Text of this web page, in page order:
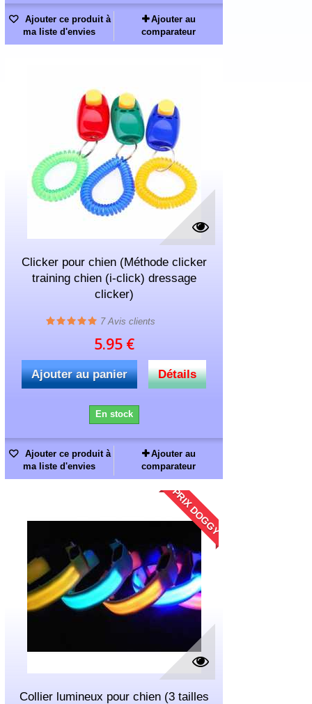
Ajouter ce produit à
ma liste d'envies
Ajouter au
comparateur
Clicker pour chien (Méthode clicker
training chien (i-click) dressage
clicker)
7Avis clients
5.95 €
Ajouter au panier Détails
En stock
Ajouter ce produit à
ma liste d'envies
Ajouter au
comparateur
PRIX DOGGY
Collier lumineux pour chien (3 tailles